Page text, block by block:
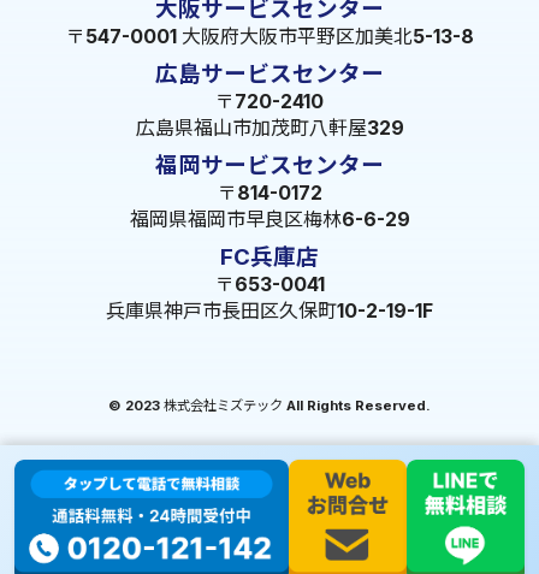
大阪サービスセンター
〒547-0001 大阪府大阪市平野区加美北5-13-8
広島サービスセンター
〒720-2410
広島県福山市加茂町八軒屋329
福岡サービスセンター
〒814-0172
福岡県福岡市早良区梅林6-6-29
FC兵庫店
〒653-0041
兵庫県神戸市長田区久保町10-2-19-1F
© 2023 株式会社ミズテック All Rights Reserved.